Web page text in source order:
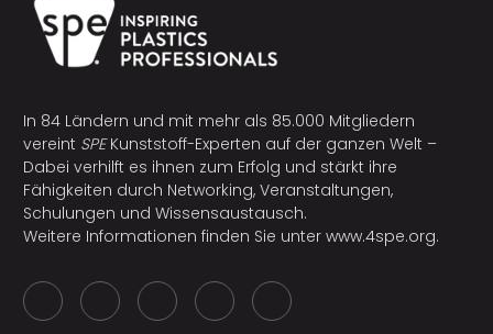
In 84 Ländern und mit mehr als 85.000 Mitgliedern
vereint SPEKunststoff-Experten auf der ganzen Welt –
Dabei verhilft es ihnen zum Erfolg und stärkt ihre
Fähigkeiten durch Networking, Veranstaltungen,
Schulungen und Wissensaustausch.
Weitere Informationen finden Sie unter www.4spe.org.